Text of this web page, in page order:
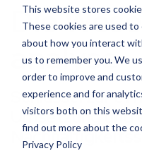
This website stores
These cookies are used
about how you interact
us to remember you. We
order to improve and
experience and for
visitors both on this
find out more about the
Privacy Policy
Die
analyse
Schlüssel zur
Umsetzung